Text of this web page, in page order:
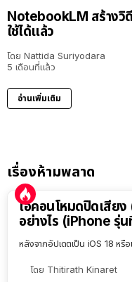
NotebookLM สร้างวิ
ใช้ได้แล้ว
โดย Nattida Suriyodara
5 เดือนที่แล้ว
อ่านเพิ่มเติม
เรื่องห้ามพลาด
ไอคอนโหมดปิดเสียง
อย่างไร (iPhone รุ่
หลังจากอัปเดตเป็น iOS 18 ห
โดย Thitirath Kinaret